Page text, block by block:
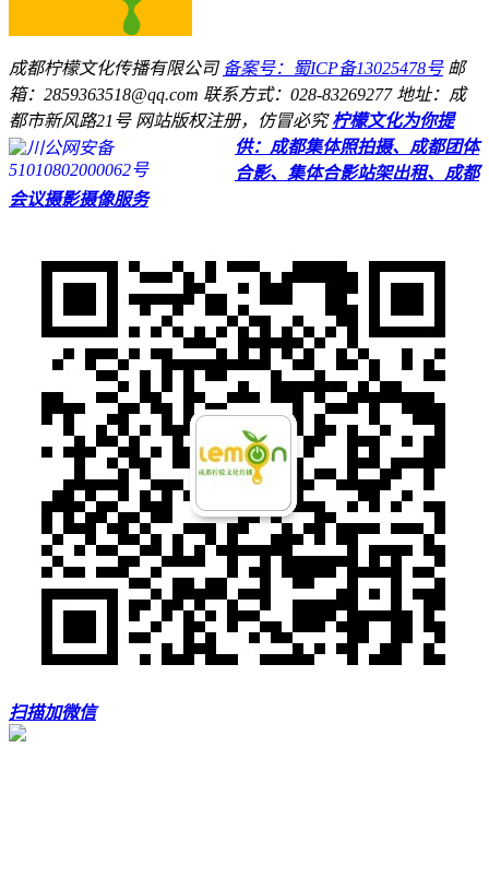
成都柠檬文化传播有限公司 备案号：蜀ICP备13025478号 邮
箱：2859363518@qq.com 联系方式：028-83269277 地址：成
都市新风路21号 网站版权注册，仿冒必究
川公网安备
51010802000062号
柠檬文化为你提
供：成都集体照拍摄、成都团体
合影、集体合影站架出租、成都
会议摄影摄像服务
扫描加微信